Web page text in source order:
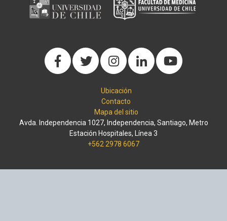
Ubicación
Contacto
Mapa del sitio
Avda. Independencia 1027, Independencia, Santiago, Metro
Estación Hospitales, Línea 3
+562 2978 6067